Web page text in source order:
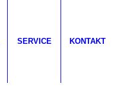
SERVICE KONTAKT